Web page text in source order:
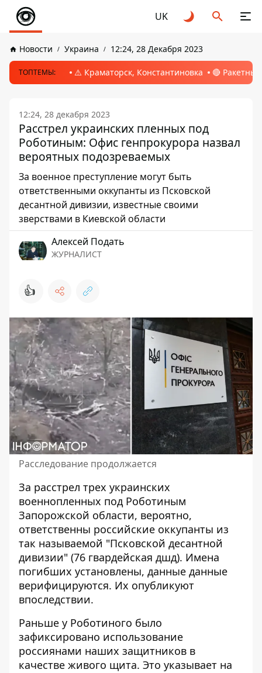
UK
Новости Украина 12:24, 28 Декабря 2023
ТОПТЕМЫ: ⚠️ Краматорск, Константиновка 🔴
12:24, 28 декабря 2023
Расстрел украинских пленных под
Роботиным: Офис генпрокурора назвал
вероятных подозреваемых
За военное преступление могут быть
ответственными оккупанты из Псковской
десантной дивизии, известные своими
зверствами в Киевской области
Алексей Подать
ЖУРНАЛИСТ
👍
Расследование продолжается
За расстрел трех украинских
военнопленных под Роботиным
Запорожской области, вероятно,
ответственны российские оккупанты из
так называемой "Псковской десантной
дивизии" (76 гвардейская дшд). Имена
погибших установлены, данные данные
верифицируются. Их опубликуют
впоследствии.
Раньше у Роботиного было
зафиксировано использование
россиянами наших защитников в
качестве живого щита. Это указывает на